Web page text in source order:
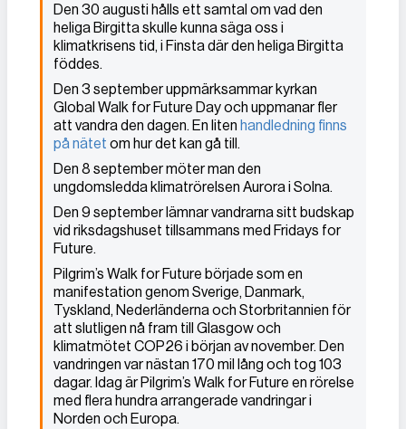
Den 30 augusti hålls ett samtal om vad den
heliga Birgitta skulle kunna säga oss i
klimatkrisens tid, i Finsta där den heliga Birgitta
föddes.
Den 3 september uppmärksammar kyrkan
Global Walk for Future Day och uppmanar fler
att vandra den dagen. En liten handledning finns
på nätet om hur det kan gå till.
Den 8 september möter man den
ungdomsledda klimatrörelsen Aurora i Solna.
Den 9 september lämnar vandrarna sitt budskap
vid riksdagshuset tillsammans med Fridays for
Future.
Pilgrim’s Walk for Future började som en
manifestation genom Sverige, Danmark,
Tyskland, Nederländerna och Storbritannien för
att slutligen nå fram till Glasgow och
klimatmötet COP26 i början av november. Den
vandringen var nästan 170 mil lång och tog 103
dagar. Idag är Pilgrim’s Walk for Future en rörelse
med flera hundra arrangerade vandringar i
Norden och Europa.